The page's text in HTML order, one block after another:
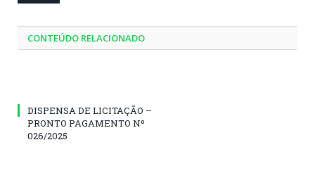
CONTEÚDO RELACIONADO
DISPENSA DE LICITAÇÃO –
PRONTO PAGAMENTO Nº
026/2025